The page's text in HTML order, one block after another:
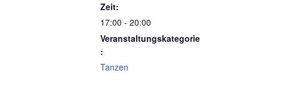
Zeit:
17:00 - 20:00
Veranstaltungskategorie
:
Tanzen